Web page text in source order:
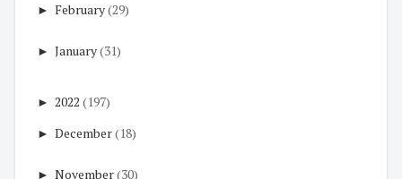
► February(29)
► January(31)
► 2022 (197)
► December(18)
► November(30)